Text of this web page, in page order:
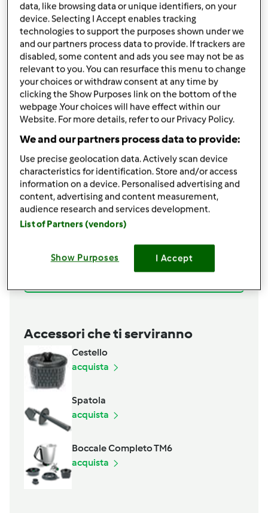
condividi la ricetta
Crea variante
Ingredienti
RISOTTO CON LIME E CAPESANTE
160grammiriso Arborio,oppure carnaroli
350grammibrodo vegetale
50grammidi vino Prosecco
20grammiolio extravergine di oliva
4capesante
1lime,succo e scorza grattugiata
scalogno
Accessori che ti serviranno
Cestello
acquista
Spatola
acquista
Boccale Completo TM6
acquista
data, like browsing data or unique identifiers, on your
device. Selecting I Accept enables tracking
technologies to support the purposes shown under we
and our partners process data to provide. If trackers are
disabled, some content and ads you see may not be as
relevant to you. You can resurface this menu to change
your choices or withdraw consent at any time by
clicking the Show Purposes link on the bottom of the
webpage .Your choices will have effect within our
Website. For more details, refer to our Privacy Policy.
We and our partners process data to provide:
Use precise geolocation data. Actively scan device
characteristics for identification. Store and/or access
information on a device. Personalised advertising and
content, advertising and content measurement,
audience research and services development.
List of Partners (vendors)
Show Purposes I Accept